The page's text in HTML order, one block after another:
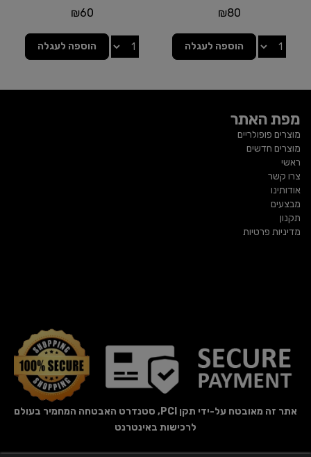
₪80
הוספה לעגלה
236 מ''ל₪60
הוספה לעגלה
מפת האתר
מוצרים פופולריים
מוצרים חדשים
ראשי
צרו קשר
אודותינו
מבצעים
תקנון
מדיניות פרטיות
אתר זה מאובטח על-ידי תקן PCI, סטנדרט האבטחה המחמיר בעולם
לרכישות באינטרנט